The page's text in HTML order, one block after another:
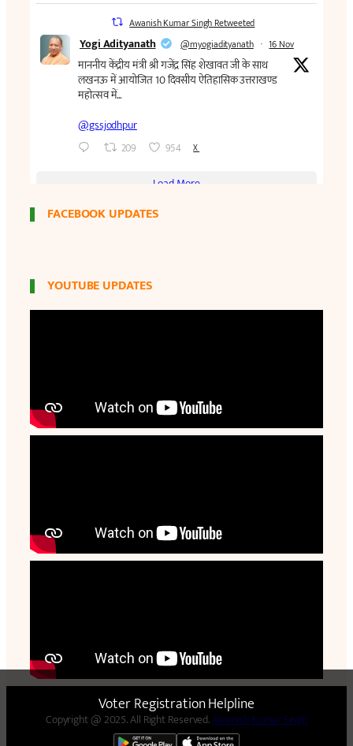
Voter Registration Helpline
FACEBOOK UPDATES
YOUTUBE UPDATES
Copyright @ 2025. All Right Reserved.Awanish Kumar Singh